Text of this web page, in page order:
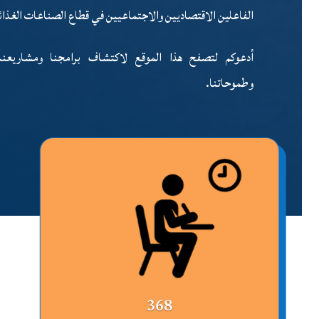
الفاعلين الاقتصاديين والاجتماعيين في قطاع الصناعات
أدعوكم لتصفح هذا الموقع لاكتشاف برامجنا
وطموحاتنا.
368